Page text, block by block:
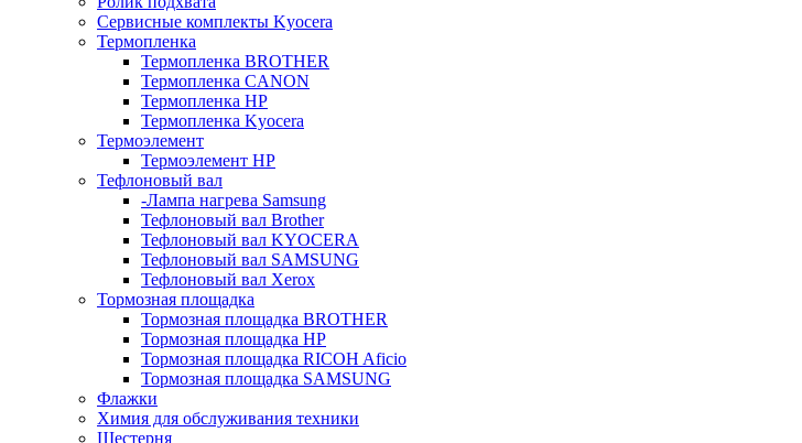
Сервисные комплекты Kyocera
Термопленка
Термопленка BROTHER
Термопленка CANON
Термопленка HP
Термопленка Kyocera
Термоэлемент
Термоэлемент НР
Тефлоновый вал
-Лампа нагрева Samsung
Тефлоновый вал Brother
Тефлоновый вал KYOCERA
Тефлоновый вал SAMSUNG
Тефлоновый вал Xerox
Тормозная площадка
Тормозная площадка BROTHER
Тормозная площадка HP
Тормозная площадка RICOH Aficio
Тормозная площадка SAMSUNG
Флажки
Химия для обслуживания техники
Шестерня